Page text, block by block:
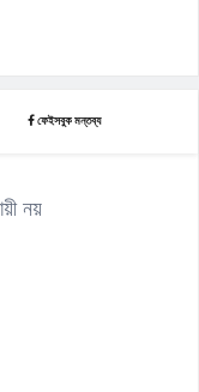
ফেইসবুক মন্তব্য
নয়